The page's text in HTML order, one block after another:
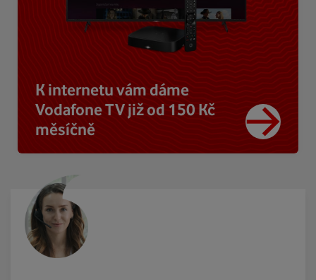
K internetu vám dáme
Vodafone TV již od 150 Kč
měsíčně